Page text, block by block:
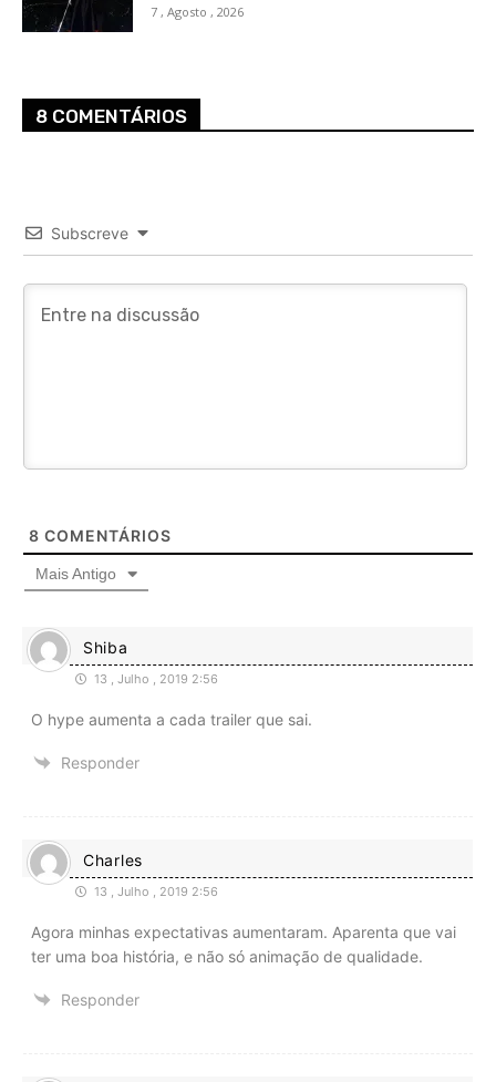
7 , Agosto , 2026
8 COMENTÁRIOS
Subscreve
8 COMENTÁRIOS
Mais Antigo
Shiba
13 , Julho , 2019 2:56
O hype aumenta a cada trailer que sai.
Responder
Charles
13 , Julho , 2019 2:56
Agora minhas expectativas aumentaram. Aparenta que vai
ter uma boa história, e não só animação de qualidade.
Responder